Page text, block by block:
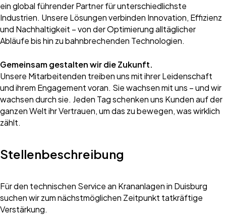
ein global führender Partner für unterschiedlichste
Industrien. Unsere Lösungen verbinden Innovation, Effizienz
und Nachhaltigkeit – von der Optimierung alltäglicher
Abläufe bis hin zu bahnbrechenden Technologien.
Gemeinsam gestalten wir die Zukunft.
Unsere Mitarbeitenden treiben uns mit ihrer Leidenschaft
und ihrem Engagement voran. Sie wachsen mit uns – und wir
wachsen durch sie. Jeden Tag schenken uns Kunden auf der
ganzen Welt ihr Vertrauen, um das zu bewegen, was wirklich
zählt.
Stellenbeschreibung
Für den technischen Service an Krananlagen in Duisburg
suchen wir zum nächstmöglichen Zeitpunkt tatkräftige
Verstärkung.